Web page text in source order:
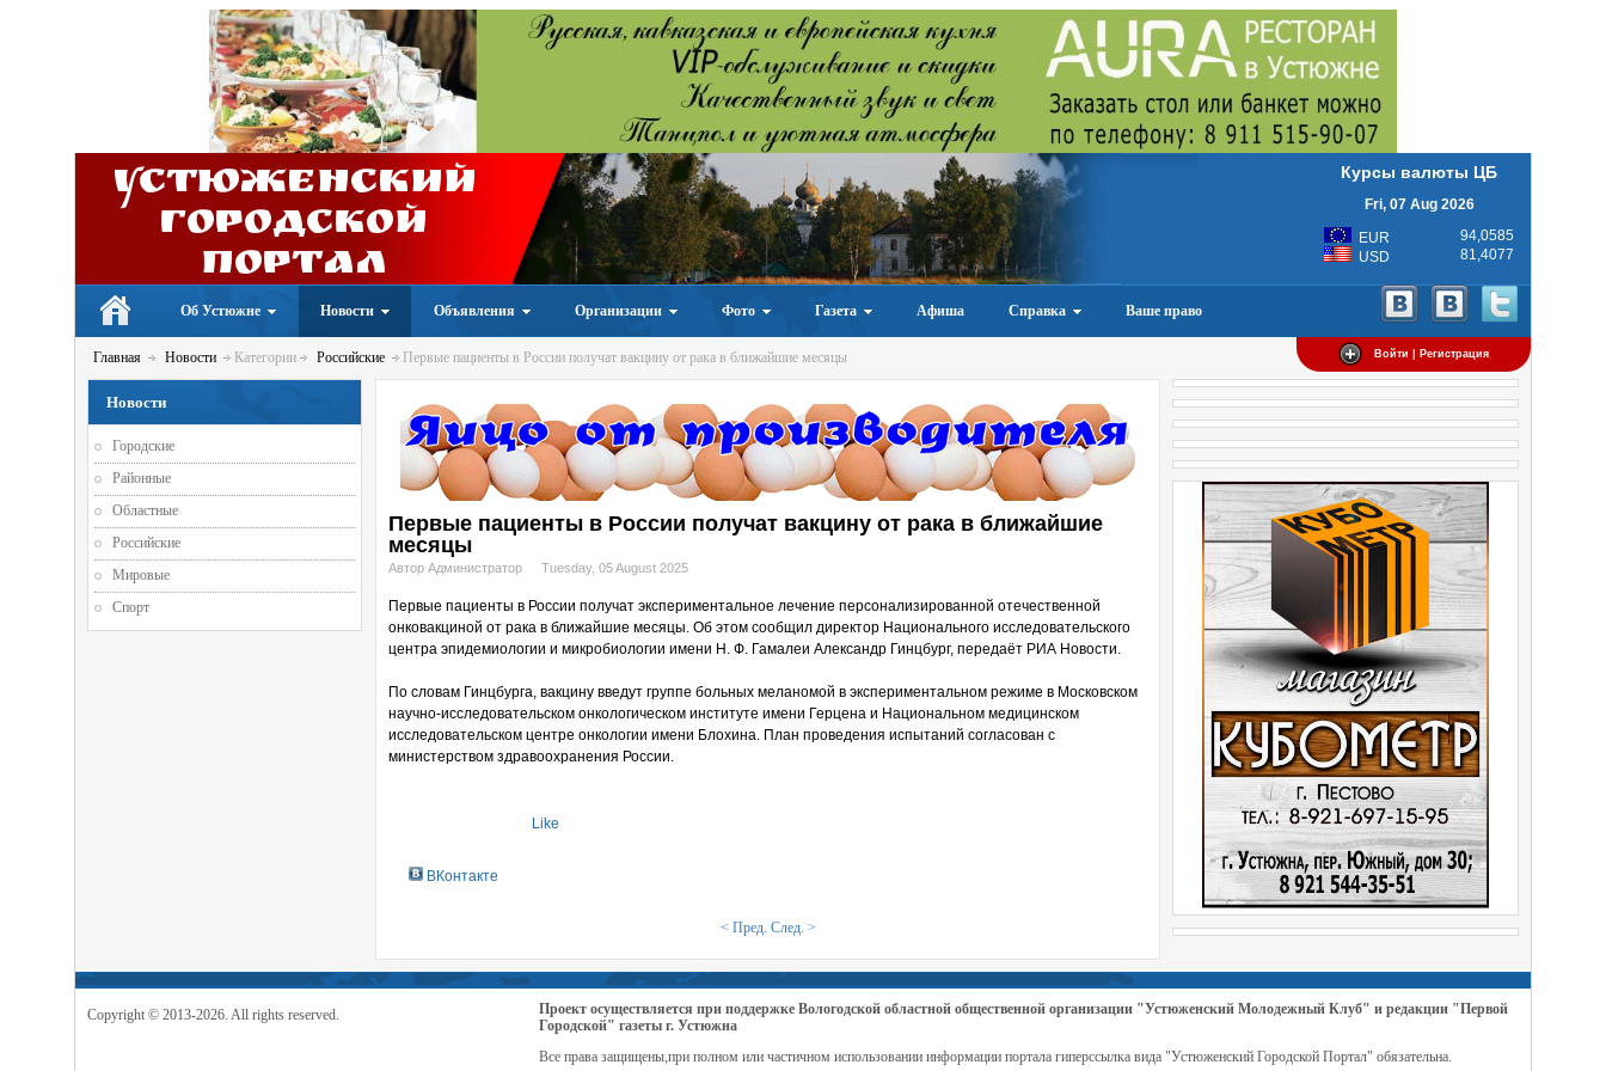
Устюженский
Городской
портал
Курсы валюты ЦБ
Fri, 07 Aug 2026
EUR
94,0585
USD
81,4077
Об Устюжне Новости Объявления Организации Фото Газета Афиша Справка Ваше право
Войти | Регистрация
Главная Новости Категории Российские Первые пациенты в России получат вакцину от рака в ближайшие месяцы
Первые пациенты в России получат вакцину от рака в ближайшие
месяцы
Автор Администратор Tuesday, 05 August 2025
Первые пациенты в России получат экспериментальное лечение персонализированной отечественной
онковакциной от рака в ближайшие месяцы. Об этом сообщил директор Национального исследовательского
центра эпидемиологии и микробиологии имени Н. Ф. Гамалеи Александр Гинцбург, передаёт РИА Новости.
По словам Гинцбурга, вакцину введут группе больных меланомой в экспериментальном режиме в Московском
научно-исследовательском онкологическом институте имени Герцена и Национальном медицинском
исследовательском центре онкологии имени Блохина. План проведения испытаний согласован с
министерством здравоохранения России.
Like
ВКонтакте
< Пред. След. >
Новости
Городские
Районные
Областные
Российские
Мировые
Спорт
Copyright © 2013-2026. All rights reserved.
Проект осуществляется при поддержке Вологодской областной общественной организации "Устюженский Молодежный Клуб" и редакции "Первой
Городской" газеты г. Устюжна
Все права защищены,при полном или частичном использовании информации портала гиперссылка вида "Устюженский Городской Портал" обязательна.